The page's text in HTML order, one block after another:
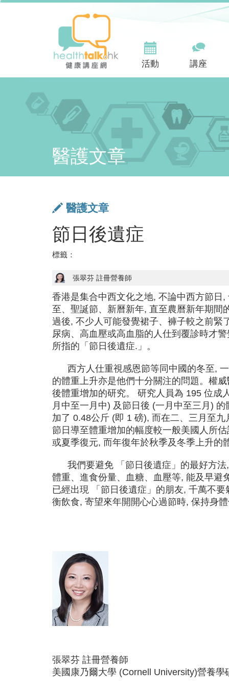
活動 講座
醫護文章
醫護文章
節日後遺症
標籤：
張翠芬 註冊營養師
香港是集合中西文化之地, 不論中西方節日
至、聖誕節、新曆新年, 直至農曆新年期間
過後, 不少人可能發覺裙子、褲子較之前緊
尿病、高血壓或高血脂的人仕到覆診時才
所指的「節日後遺症.」。
西方人仕重視感恩節等同中國的冬至,
的體重上升亦是他們十分關注的問題。權
後體重增加的研究。 研究人員為 195 位成
月中至一月中) 及節日後 (一月中至三月)
加了 0.48公斤 (即 1 磅), 而在二、三月至
節日導至體重增加的幅度較一般美國人所
或夏季復元, 而年復年於秋季及冬季上升的
我們要避免 「節日後遺症」的最好方法
體重、進食份量、血糖、血壓等, 能及早避
已經出現 「節日後遺症」的朋友, 千萬不
衡飲食, 寄望來年開開心心過節時, 保持身
張翠芬 註冊營養師
美國康乃爾大學 (Cornell University)營養